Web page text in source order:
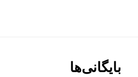
بایگانی‌ها